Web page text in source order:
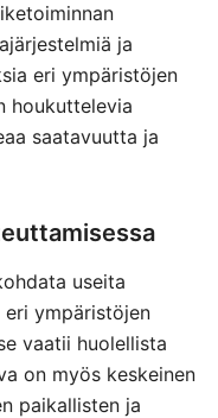
ja
eri ympäristöjen
houkuttelevia
saatavuutta ja
useita
eri ympäristöjen
vaatii huolellista
on myös keskeinen
paikallisten ja